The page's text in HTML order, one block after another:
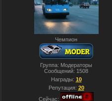
Чемпион
Группа: Модераторы
Сообщений: 1508
Награды: 10
Репутация: 20
Сейчас: